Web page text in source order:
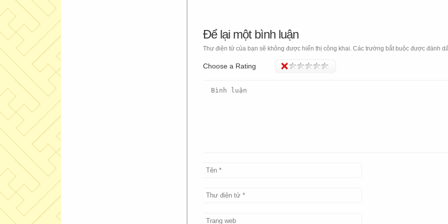
Để lại một bình luận
Thư điện tử của bạn sẽ không được hiển thị công khai. Các trường bắt buộc được đánh
Choose a Rating